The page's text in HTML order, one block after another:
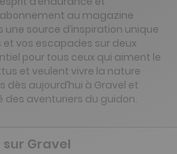
abonnement au magazine
une source d’inspiration unique
et vos escapades sur deux
pour tous ceux qui aiment le
et veulent vivre la nature
aujourd’hui à Gravel et
aventuriers du guidon.
Gravel